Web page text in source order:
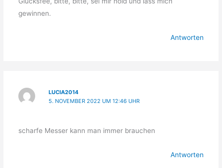
gewinnen.
Antworten
LUCIA2014
5. NOVEMBER 2022 UM 12:46 UHR
scharfe Messer kann man immer brauchen
Antworten